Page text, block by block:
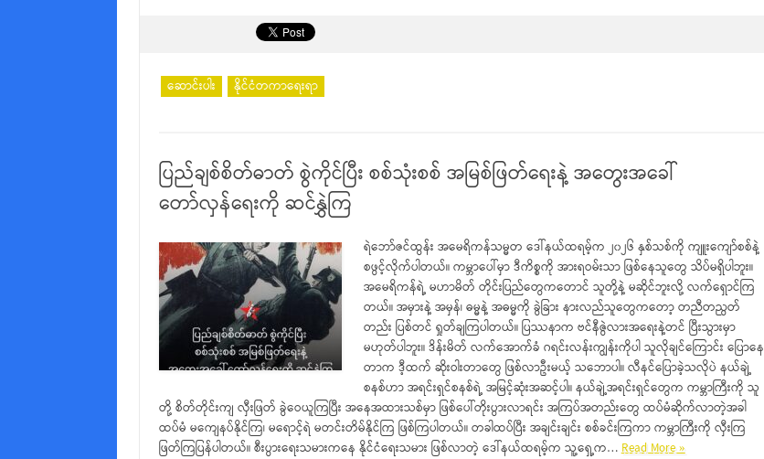
ဆောင်းပါး နိုင်ငံတကာရေးရာ
ပြည်ချစ်စိတ်ဓာတ် စွဲကိုင်ပြီး စစ်သုံးစစ် အမြစ်ဖြတ်ရေးနဲ့ အတွေးအခေါ်
တော်လှန်ရေးကို ဆင်နွှဲကြ
ရဲဘော်ဇင်ထွန်း အမေရိကန်သမ္မတ ဒေါ်နယ်ထရမ့်က ၂၀၂၆ နှစ်သစ်ကို ကျူးကျော်စစ်နဲ့
စဖွင့်လိုက်ပါတယ်။ ကမ္ဘာပေါ်မှာ ဒီကိစ္စကို အားရဝမ်းသာ ဖြစ်နေသူတွေ သိပ်မရှိပါဘူး။
အမေရိကန်ရဲ့ မဟာမိတ် တိုင်းပြည်တွေကတောင် သူတို့နဲ့ မဆိုင်ဘူးလို့ လက်ရှောင်ကြ
တယ်။ အမှားနဲ့ အမှန်၊ ဓမ္မနဲ့ အဓမ္မကို ခွဲခြား နားလည်သူတွေကတော့ တညီတညွတ်
တည်း ပြစ်တင် ရှုတ်ချကြပါတယ်။ ပြဿနာက ဗင်နီဇွဲလားအရေးနဲ့တင် ပြီးသွားမှာ
မဟုတ်ပါဘူး။ ဒိန်းမိတ် လက်အောက်ခံ ဂရင်းလန်းကျွန်းကိုပါ သူလိုချင်ကြောင်း ပြောနေ
တာက ဒီ့ထက် ဆိုးဝါးတာတွေ ဖြစ်လာဦးမယ့် သဘောပါ။ လီနင်ပြောခဲ့သလိုပဲ နယ်ချဲ့
စနစ်ဟာ အရင်းရှင်စနစ်ရဲ့ အမြင့်ဆုံးအဆင့်ပါ။ နယ်ချဲ့အရင်းရှင်တွေက ကမ္ဘာကြီးကို သူ
တို့ စိတ်တိုင်းကျ လှီးဖြတ် ခွဲဝေယူကြပြီး အနေအထားသစ်မှာ ဖြစ်ပေါ်တိုးပွားလာရင်း အကြပ်အတည်းတွေ ထပ်မံဆိုက်လာတဲ့အခါ
ထပ်မံ မကျေနပ်နိုင်ကြ၊ မရောင့်ရဲ မတင်းတိမ်နိုင်ကြ ဖြစ်ကြပါတယ်။ တခါထပ်ပြီး အချင်းချင်း စစ်ခင်းကြကာ ကမ္ဘာကြီးကို လှီးကြ
ဖြတ်ကြပြန်ပါတယ်။ စီးပွားရေးသမားကနေ နိုင်ငံရေးသမား ဖြစ်လာတဲ့ ဒေါ်နယ်ထရမ့်က သူ့ရှေ့က…Read More »